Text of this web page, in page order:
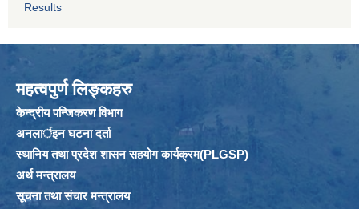
Results
महत्वपुर्ण लिङ्कहरु
केन्द्रीय पन्जिकरण विभाग
अनलार्इन घटना दर्ता
स्थानिय तथा प्रदेश शासन सहयोग कार्यक्रम(PLGSP)
अर्थ मन्त्रालय
सूचना तथा संचार मन्त्रालय